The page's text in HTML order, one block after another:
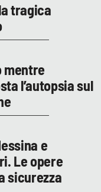
tragica
mentre
l’autopsia sul
e
Le opere
sicurezza